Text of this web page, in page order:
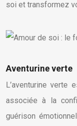
soi et transformez
Aventurine verte
L’aventurine verte
associée à la
guérison